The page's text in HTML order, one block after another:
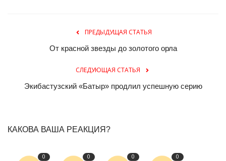
ПРЕДЫДУЩАЯ СТАТЬЯ
От красной звезды до золотого орла
СЛЕДУЮЩАЯ СТАТЬЯ
Экибастузский «Батыр» продлил успешную серию
КАКОВА ВАША РЕАКЦИЯ?
0 0 0 0